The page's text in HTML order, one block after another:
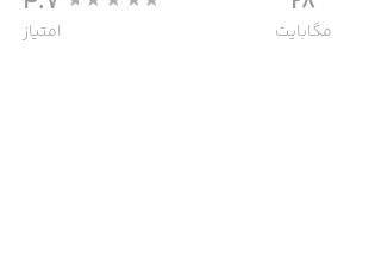
مگابایت امتیاز